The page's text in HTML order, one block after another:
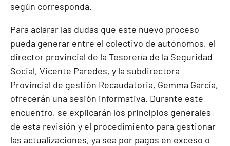
según corresponda.
Para aclarar las dudas que este nuevo proceso
pueda generar entre el colectivo de autónomos, el
director provincial de la Tesorería de la Seguridad
Social, Vicente Paredes, y la subdirectora
Provincial de gestión Recaudatoria, Gemma García,
ofrecerán una sesión informativa. Durante este
encuentro, se explicarán los principios generales
de esta revisión y el procedimiento para gestionar
las actualizaciones, ya sea por pagos en exceso o